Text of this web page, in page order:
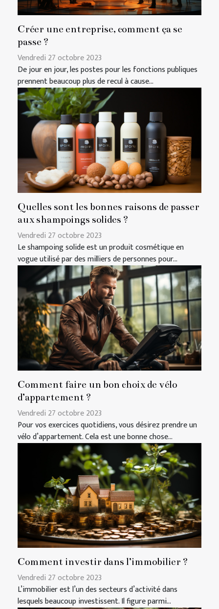
Créer une entreprise, comment ça se
passe ?
Vendredi 27 octobre 2023
De jour en jour, les postes pour les fonctions publiques
prennent beaucoup plus de recul à cause...
Quelles sont les bonnes raisons de passer
aux shampoings solides ?
Vendredi 27 octobre 2023
Le shampoing solide est un produit cosmétique en
vogue utilisé par des milliers de personnes pour...
Comment faire un bon choix de vélo
d’appartement ?
Vendredi 27 octobre 2023
Pour vos exercices quotidiens, vous désirez prendre un
vélo d’appartement. Cela est une bonne chose...
Comment investir dans l’immobilier ?
Vendredi 27 octobre 2023
L’immobilier est l’un des secteurs d’activité dans
lesquels beaucoup investissent. Il figure parmi...